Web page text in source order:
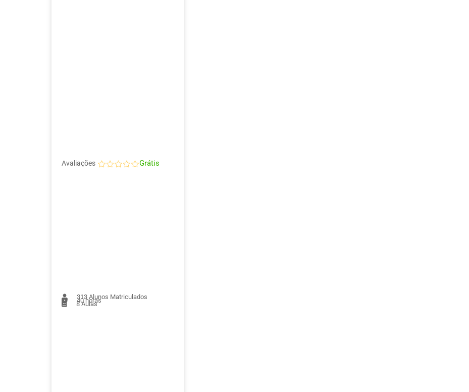
Avaliações Grátis
313 Alunos Matriculados
40 horas
8Aulas